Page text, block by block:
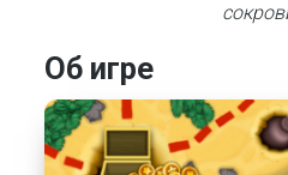
Об игре